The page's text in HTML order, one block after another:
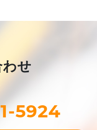
せ
5924